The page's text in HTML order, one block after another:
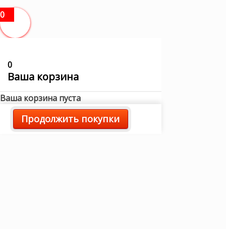
0
0
Ваша корзина
Ваша корзина пуста
Продолжить покупки